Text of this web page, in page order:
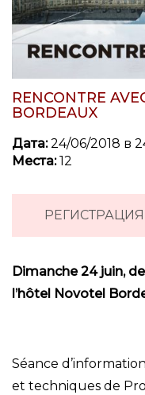
RENCONTRE
BORDEAUX
Дата:24/06/2018 в
Места:12
Dimanche 24 juin, de
l’hôtel Novotel
Séance
et techniques de